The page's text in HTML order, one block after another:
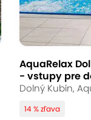
AquaRelax
- vstupy pre
Dolný Kubín,
14 % zľava